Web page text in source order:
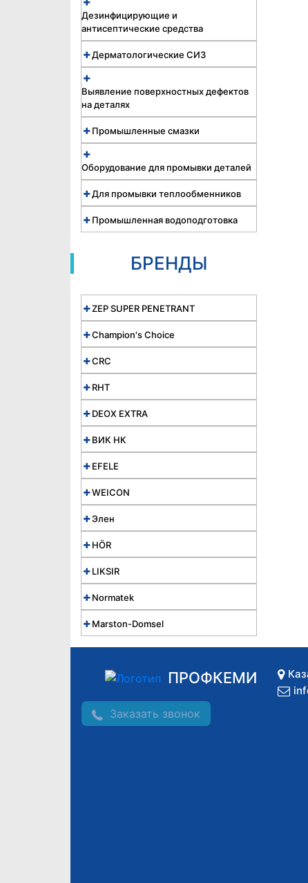
Дезинфицирующие и
антисептические средства
Дерматологические СИЗ
Выявление поверхностных дефектов
на деталях
Промышленные смазки
Оборудование для промывки деталей
Для промывки теплообменников
Промышленная водоподготовка
БРЕНДЫ
ZEP SUPER PENETRANT
Champion's Choice
CRC
RHT
DEOX EXTRA
ВИК НК
EFELE
WEICON
Элен
HÖR
LIKSIR
Normatek
Marston-Domsel
ПРОФКЕМИ
Заказать звонок